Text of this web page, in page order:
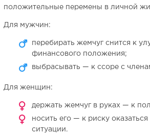
положительные перемены в личной
Для мужчин:
перебирать жемчуг снится к
финансового положения;
выбрасывать — к ссоре с
Для женщин:
держать жемчуг в руках — к
носить его — к риску
ситуации.